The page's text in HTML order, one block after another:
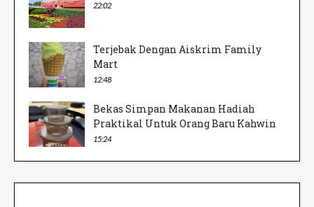
22:02
Terjebak Dengan Aiskrim Family
Mart
12:48
Bekas Simpan Makanan Hadiah
Praktikal Untuk Orang Baru Kahwin
15:24